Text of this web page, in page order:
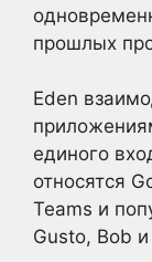
прошлых
Eden
единого
относятся
Teams и
Gusto, Bob